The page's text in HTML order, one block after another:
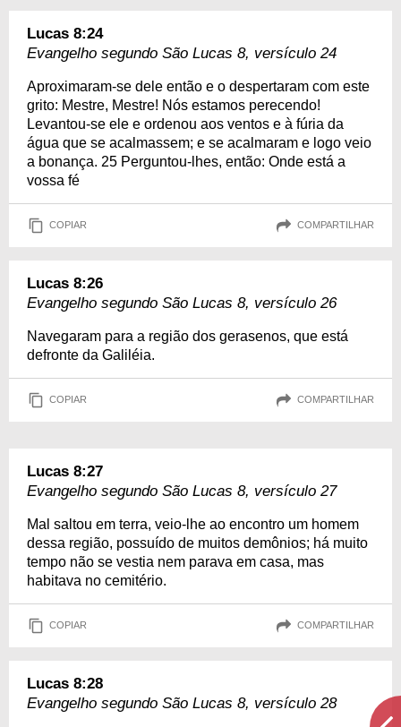
Lucas 8:24
Evangelho segundo São Lucas 8, versículo 24
Aproximaram-se dele então e o despertaram com este
grito: Mestre, Mestre! Nós estamos perecendo!
Levantou-se ele e ordenou aos ventos e à fúria da
água que se acalmassem; e se acalmaram e logo veio
a bonança. 25 Perguntou-lhes, então: Onde está a
vossa fé
COPIAR COMPARTILHAR
Lucas 8:26
Evangelho segundo São Lucas 8, versículo 26
Navegaram para a região dos gerasenos, que está
defronte da Galiléia.
COPIAR COMPARTILHAR
Lucas 8:27
Evangelho segundo São Lucas 8, versículo 27
Mal saltou em terra, veio-lhe ao encontro um homem
dessa região, possuído de muitos demônios; há muito
tempo não se vestia nem parava em casa, mas
habitava no cemitério.
COPIAR COMPARTILHAR
Lucas 8:28
Evangelho segundo São Lucas 8, versículo 28